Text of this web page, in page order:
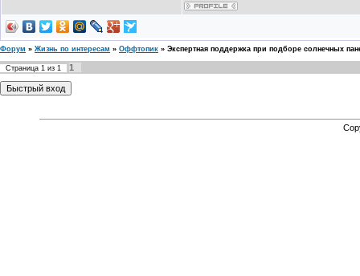
Форум » Жизнь по интересам » Оффтопик » Экспертная поддержка при подборе солнечных
Страница 1 из 1 1